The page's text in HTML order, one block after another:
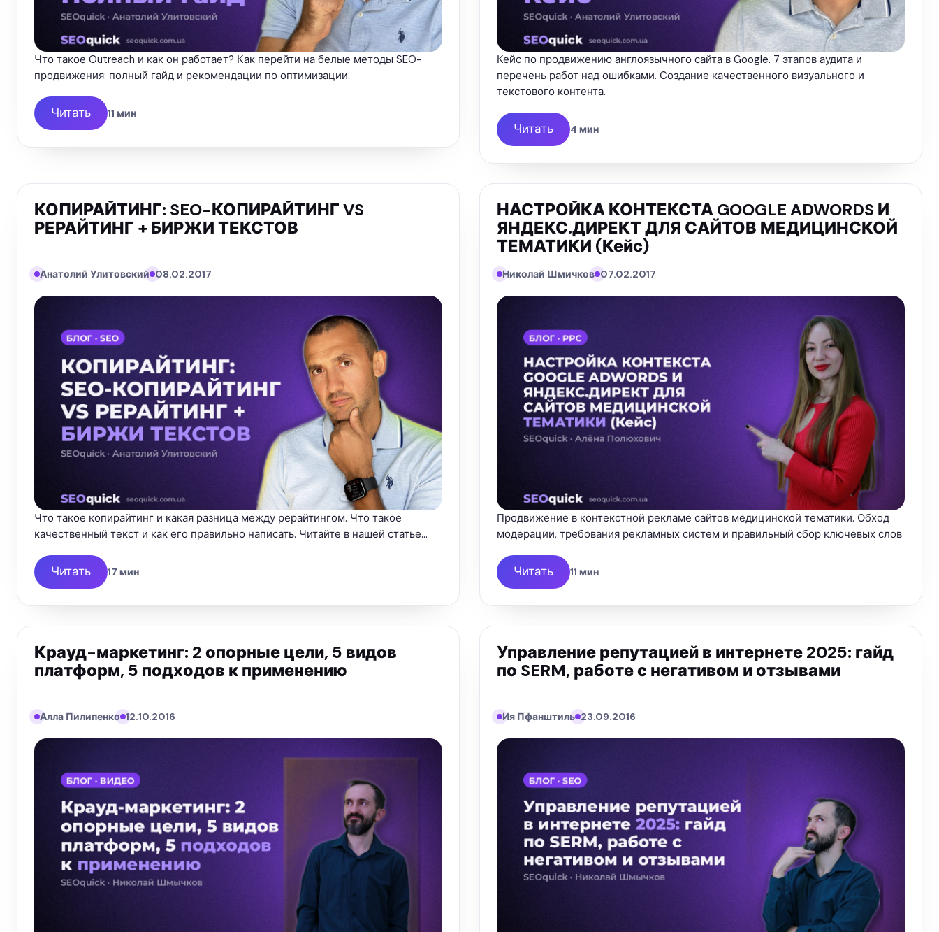
Что такое Outreach и как он работает? Как перейти на белые методы SEO-
продвижения: полный гайд и рекомендации по оптимизации.
Читать 11 мин
Кейс по продвижению англоязычного сайта в Google. 7 этапов аудита и
перечень работ над ошибками. Создание качественного визуального и
текстового контента.
Читать 4 мин
КОПИРАЙТИНГ: SEO-КОПИРАЙТИНГ VS
РЕРАЙТИНГ + БИРЖИ ТЕКСТОВ
Анатолий Улитовский 08.02.2017
Что такое копирайтинг и какая разница между рерайтингом. Что такое
качественный текст и как его правильно написать. Читайте в нашей статье...
Читать 17 мин
НАСТРОЙКА КОНТЕКСТА GOOGLE ADWORDS И
ЯНДЕКС.ДИРЕКТ ДЛЯ САЙТОВ МЕДИЦИНСКОЙ
ТЕМАТИКИ (Кейс)
Николай Шмичков 07.02.2017
Продвижение в контекстной рекламе сайтов медицинской тематики. Обход
модерации, требования рекламных систем и правильный сбор ключевых слов
Читать 11 мин
Крауд-маркетинг: 2 опорные цели, 5 видов
платформ, 5 подходов к применению
Алла Пилипенко 12.10.2016
Управление репутацией в интернете 2025: гайд
по SERM, работе с негативом и отзывами
Ия Пфанштиль 23.09.2016